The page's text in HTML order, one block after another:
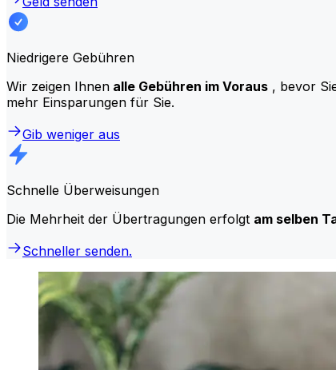
Niedrigere Gebühren
Wir zeigen Ihnen alle Gebühren im Voraus , bevor
mehr Einsparungen für Sie.
Gib weniger aus
Schnelle Überweisungen
Die Mehrheit der Übertragungen erfolgt am selben
Schneller senden.